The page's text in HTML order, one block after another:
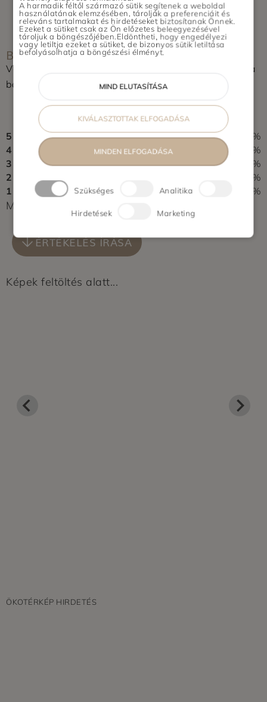
Dunaharaszti, Szigetszentmiklós,
Halásztelek, Remeteszőlős, Budajenő
Vidék: Pécs, Szeged, Újszentiván,
Tiszasziget, Deszk, Debrecen, Nyíregyháza,
BOLT ÉRTÉKELÉSE
Vásároltál az üzletben? Segítsd a többieket, értékeld a
boltot és írj pár soros véleményt.
0,0
0 vélemény alapján
5
0%
4
0%
3
0%
2
0%
1
0%
Még nem érkezett értékelés. Légy Te az első!
ÉRTÉKELÉS ÍRÁSA
Képek feltöltés alatt...
ÖKOTÉRKÉP HIRDETÉS
A harmadik féltől származó sütik segítenek a weboldal
használatának elemzésében, tárolják a preferenciáit és
releváns tartalmakat és hirdetéseket biztosítanak Önnek.
Ezeket a sütiket csak az Ön előzetes beleegyezésével
tároljuk a böngészőjében.Eldöntheti, hogy engedélyezi
vagy letiltja ezeket a sütiket, de bizonyos sütik letiltása
befolyásolhatja a böngészési élményt.
MIND ELUTASÍTÁSA
KIVÁLASZTOTTAK ELFOGADÁSA
MINDEN ELFOGADÁSA
Szükséges Analitika
Hirdetések Marketing